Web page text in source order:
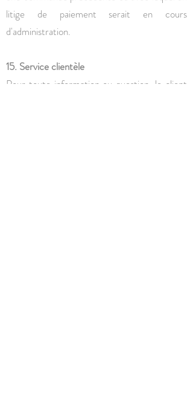
litige de paiement serait en cours
d'administration.
15. Service clientèle
Pour toute information ou question, le client